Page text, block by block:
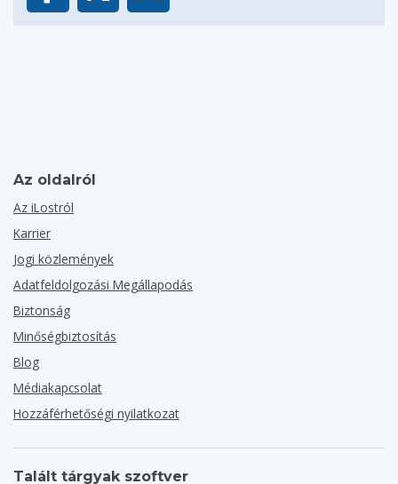
Az oldalról
Az iLostról
Karrier
Jogi közlemények
Adatfeldolgozási Megállapodás
Biztonság
Minőségbiztosítás
Blog
Médiakapcsolat
Hozzáférhetőségi nyilatkozat
Talált tárgyak szoftver